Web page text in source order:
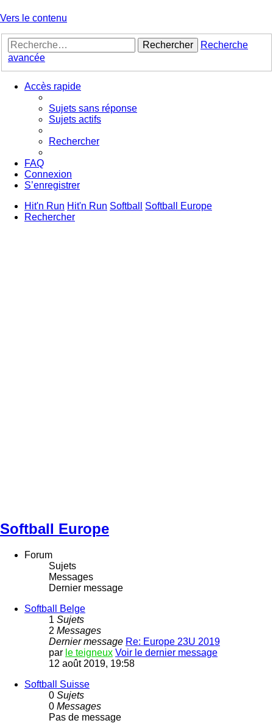
Vers le contenu
Rechercher
Recherche
avancée
Accès rapide
Sujets sans réponse
Sujets actifs
Rechercher
FAQ
Connexion
S’enregistrer
Hit'n Run Hit'n Run Softball
Softball Europe
Rechercher
Softball Europe
Forum
Sujets
Messages
Dernier message
Softball Belge
1 Sujets
2 Messages
Dernier message Re: Europe 23U 2019
par le teigneux Voir le dernier message
12 août 2019, 19:58
Softball Suisse
0 Sujets
0 Messages
Pas de message